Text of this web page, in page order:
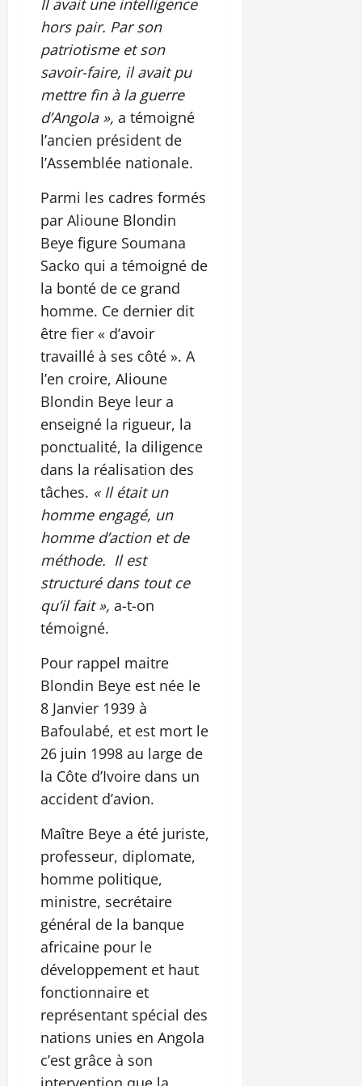
Il avait une intelligence
hors pair. Par son
patriotisme et son
savoir-faire, il avait pu
mettre fin à la guerre
d’Angola », a témoigné
l’ancien président de
l’Assemblée nationale.
Parmi les cadres formés
par Alioune Blondin
Beye figure Soumana
Sacko qui a témoigné de
la bonté de ce grand
homme. Ce dernier dit
être fier « d’avoir
travaillé à ses côté ». A
l’en croire, Alioune
Blondin Beye leur a
enseigné la rigueur, la
ponctualité, la diligence
dans la réalisation des
tâches. « Il était un
homme engagé, un
homme d’action et de
méthode. Il est
structuré dans tout ce
qu’il fait », a-t-on
témoigné.
Pour rappel maitre
Blondin Beye est née le
8 Janvier 1939 à
Bafoulabé, et est mort le
26 juin 1998 au large de
la Côte d’Ivoire dans un
accident d’avion.
Maître Beye a été juriste,
professeur, diplomate,
homme politique,
ministre, secrétaire
général de la banque
africaine pour le
développement et haut
fonctionnaire et
représentant spécial des
nations unies en Angola
c’est grâce à son